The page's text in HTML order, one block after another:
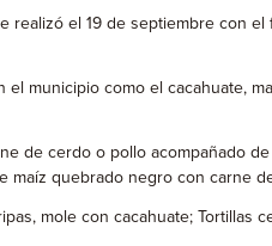
el 19 de septiembre con
municipio como el cacahuate,
de cerdo o pollo acompañado
quebrado negro con carne
mole con cacahuate; Tortillas